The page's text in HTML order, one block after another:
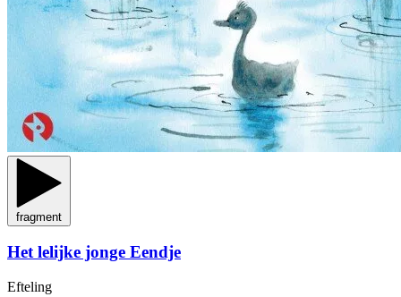
fragment
Het lelijke jonge Eendje
Efteling